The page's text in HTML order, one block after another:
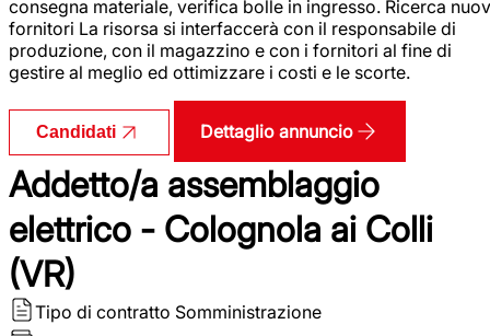
consegna materiale, verifica bolle in ingresso. Ricerca
fornitori La risorsa si interfaccerà con il responsabile di
produzione, con il magazzino e con i fornitori al fine di
gestire al meglio ed ottimizzare i costi e le scorte.
Candidati Dettaglio annuncio
Addetto/a assemblaggio
elettrico - Colognola ai Colli
(VR)
Tipo di contratto Somministrazione